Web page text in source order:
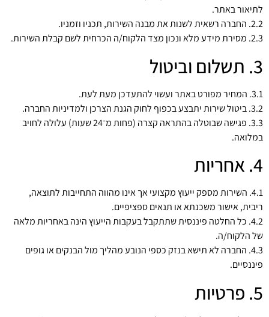
לתיאור באתר.
2.2. החברה רשאית לשנות את מבנה השירות, תכניו וזמניו.
2.3. מסירת מידע מלא ונכון מצד הלקוח/ה הכרחית לשם קבלת השירות.
3. תשלום וביטול
3.1. המחיר מפורט באתר ועשוי להתעדכן מעת לעת.
3.2. ביטול שירות יתבצע בכפוף לחוק הגנת הצרכן ולמדיניות החברה.
3.3. פגישה שבוטלה בהתראה קצרה (פחות מ־24 שעות) עלולה לחויב
במלואה.
4. אחריות
4.1. השירות מספק ייעוץ מקצועי אך אינו מהווה התחייבות לתוצאה,
ריבית, אישור משכנתא או תנאים ספציפיים.
4.2. כל החלטה פיננסית שתתקבל בעקבות הייעוץ הינה באחריות מלאה
של הלקוח/ה.
4.3. החברה לא תישא בנזק כספי הנובע מהליך מול הבנקים או גופים
פיננסיים.
5. פרטיות